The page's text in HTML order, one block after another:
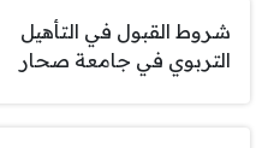
شروط القبول في التأهيل
التربوي في جامعة صحار